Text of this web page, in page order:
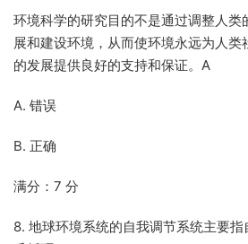
环境科学的研究目的不是通过调整人类
展和建设环境，从而使环境永远为人类
的发展提供良好的支持和保证。A
A. 错误
B. 正确
满分：7 分
8. 地球环境系统的自我调节系统主要